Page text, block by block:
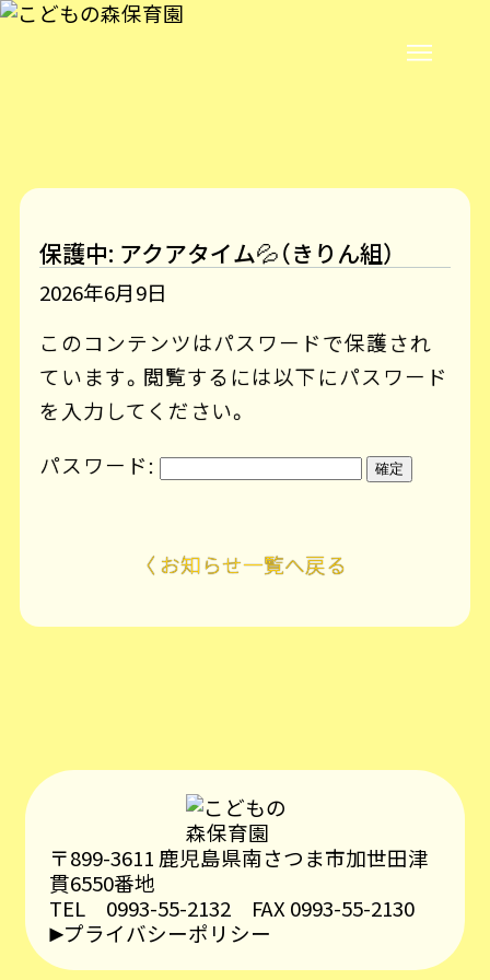
保護中: アクアタイム💦（きりん組）
2026年6月9日
このコンテンツはパスワードで保護され
ています。閲覧するには以下にパスワード
を入力してください。
パスワード:
〈 お知らせ一覧へ戻る
〒899-3611 鹿児島県南さつま市加世田津
貫6550番地
TEL 0993-55-2132 FAX 0993-55-2130
プライバシーポリシー